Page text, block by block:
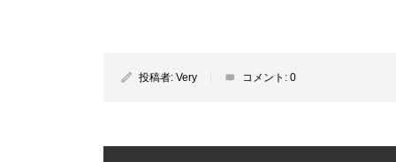
投稿者: Very コメント: 0